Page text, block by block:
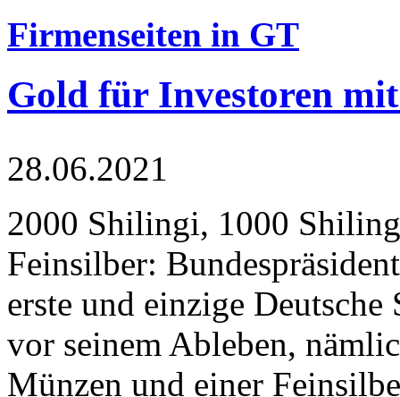
Firmenseiten in GT
Gold für Investoren
28.06.2021
2000 Shilingi, 1000
Feinsilber:
erste und einzige Deutsche
vor seinem Ableben,
Münzen und einer